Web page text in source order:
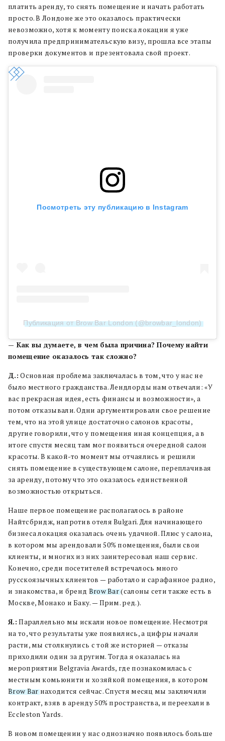
платить аренду, то снять помещение и начать работать
просто. В Лондоне же это оказалось практически
невозможно, хотя к моменту поиска локации я уже
получила предпринимательскую визу, прошла все этапы
проверки документов и презентовала свой проект.
Посмотреть эту публикацию в Instagram
Публикация от Brow Bar London (@browbar_london)
— Как вы думаете, в чем была причина? Почему найти
помещение оказалось так сложно?
Д.: Основная проблема заключалась в том, что у нас не
было местного гражданства. Лендлорды нам отвечали: «У
вас прекрасная идея, есть финансы и возможности», а
потом отказывали. Одни аргументировали свое решение
тем, что на этой улице достаточно салонов красоты,
другие говорили, что у помещения иная концепция, а в
итоге спустя месяц там мог появиться очередной салон
красоты. В какой-то момент мы отчаялись и решили
снять помещение в существующем салоне, переплачивая
за аренду, потому что это оказалось единственной
возможностью открыться.
Наше первое помещение располагалось в районе
Найтсбридж, напротив отеля Bulgari. Для начинающего
бизнеса локация оказалась очень удачной. Плюс у салона,
в котором мы арендовали 50% помещения, были свои
клиенты, и многих из них заинтересовал наш сервис.
Конечно, среди посетителей встречалось много
русскоязычных клиентов — работало и сарафанное радио,
и знакомства, и бренд Brow Bar(салоны сети также есть в
Москве, Монако и Баку. — Прим. ред.).
Я.: Параллельно мы искали новое помещение. Несмотря
на то, что результаты уже появились, а цифры начали
расти, мы столкнулись с той же историей — отказы
приходили один за другим. Тогда я оказалась на
мероприятии Belgravia Awards, где познакомилась с
местным комьюнити и хозяйкой помещения, в котором
Brow Barнаходится сейчас. Спустя месяц мы заключили
контракт, взяв в аренду 50% пространства, и переехали в
Eccleston Yards.
В новом помещении у нас однозначно появилось больше